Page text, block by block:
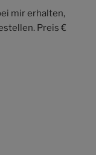
mir erhalten,
Preis €